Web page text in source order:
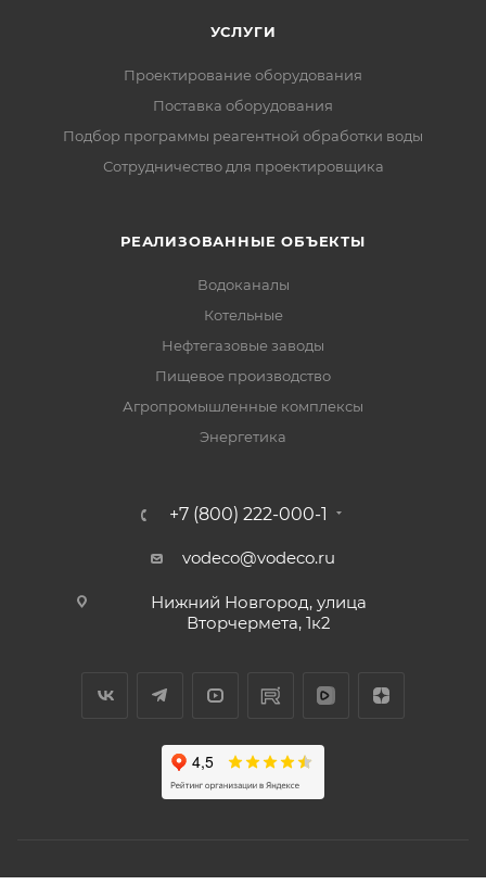
УСЛУГИ
Проектирование оборудования
Поставка оборудования
Подбор программы реагентной обработки воды
Сотрудничество для проектировщика
РЕАЛИЗОВАННЫЕ ОБЪЕКТЫ
Водоканалы
Котельные
Нефтегазовые заводы
Пищевое производство
Агропромышленные комплексы
Энергетика
+7 (800) 222-000-1
vodeco@vodeco.ru
Нижний Новгород, улица
Вторчермета, 1к2